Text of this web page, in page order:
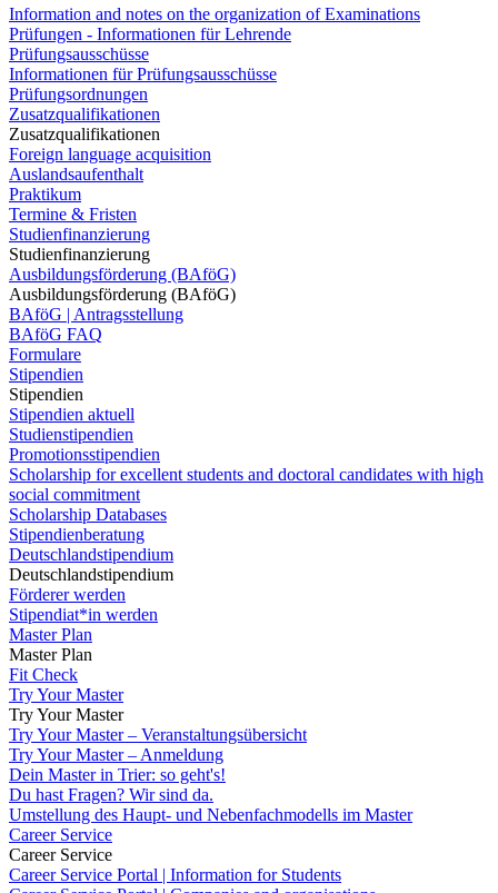
Information and notes on the organization of Examinations
Prüfungen - Informationen für Lehrende
Prüfungsausschüsse
Informationen für Prüfungsausschüsse
Prüfungsordnungen
Zusatzqualifikationen
Zusatzqualifikationen
Foreign language acquisition
Auslandsaufenthalt
Praktikum
Termine & Fristen
Studienfinanzierung
Studienfinanzierung
Ausbildungsförderung (BAföG)
Ausbildungsförderung (BAföG)
BAföG | Antragsstellung
BAföG FAQ
Formulare
Stipendien
Stipendien
Stipendien aktuell
Studienstipendien
Promotionsstipendien
Scholarship for excellent students and doctoral candidates with high
social commitment
Scholarship Databases
Stipendienberatung
Deutschlandstipendium
Deutschlandstipendium
Förderer werden
Stipendiat*in werden
Master Plan
Master Plan
Fit Check
Try Your Master
Try Your Master
Try Your Master – Veranstaltungsübersicht
Try Your Master – Anmeldung
Dein Master in Trier: so geht's!
Du hast Fragen? Wir sind da.
Umstellung des Haupt- und Nebenfachmodells im Master
Career Service
Career Service
Career Service Portal | Information for Students